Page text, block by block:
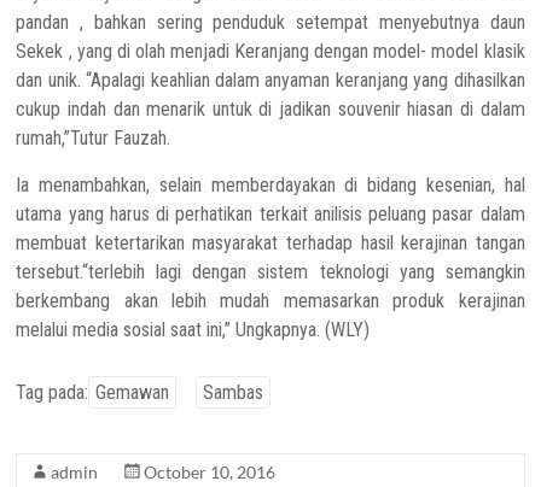
pandan , bahkan sering penduduk setempat menyebutnya daun
Sekek , yang di olah menjadi Keranjang dengan model- model klasik
dan unik. “Apalagi keahlian dalam anyaman keranjang yang dihasilkan
cukup indah dan menarik untuk di jadikan souvenir hiasan di dalam
rumah,”Tutur Fauzah.
Ia menambahkan, selain memberdayakan di bidang kesenian, hal
utama yang harus di perhatikan terkait anilisis peluang pasar dalam
membuat ketertarikan masyarakat terhadap hasil kerajinan tangan
tersebut.“terlebih lagi dengan sistem teknologi yang semangkin
berkembang akan lebih mudah memasarkan produk kerajinan
melalui media sosial saat ini,” Ungkapnya. (WLY)
Tag pada: Gemawan Sambas
admin
October 10, 2016